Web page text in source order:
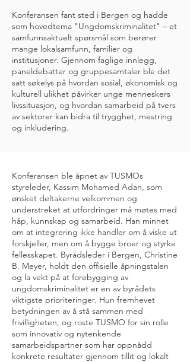
Konferansen fant sted i Bergen og hadde
som hovedtema "Ungdomskriminalitet" – et
samfunnsaktuelt spørsmål som berører
mange lokalsamfunn, familier og
institusjoner. Gjennom faglige innlegg,
paneldebatter og gruppesamtaler ble det
satt søkelys på hvordan sosial, økonomisk og
kulturell ulikhet påvirker unge menneskers
livssituasjon, og hvordan samarbeid på tvers
av sektorer kan bidra til trygghet, mestring
og inkludering.
Konferansen ble åpnet av TUSMOs
styreleder, Kassim Mohamed Adan, som
ønsket deltakerne velkommen og
understreket at utfordringer må møtes med
håp, kunnskap og samarbeid. Han minnet
om at integrering ikke handler om å viske ut
forskjeller, men om å bygge broer og styrke
fellesskapet. Byrådsleder i Bergen, Christine
B. Meyer, holdt den offisielle åpningstalen
og la vekt på at forebygging av
ungdomskriminalitet er en av byrådets
viktigste prioriteringer. Hun fremhevet
betydningen av å stå sammen med
frivilligheten, og roste TUSMO for sin rolle
som innovativ og nytenkende
samarbeidspartner som har oppnådd
konkrete resultater gjennom tillit og lokalt